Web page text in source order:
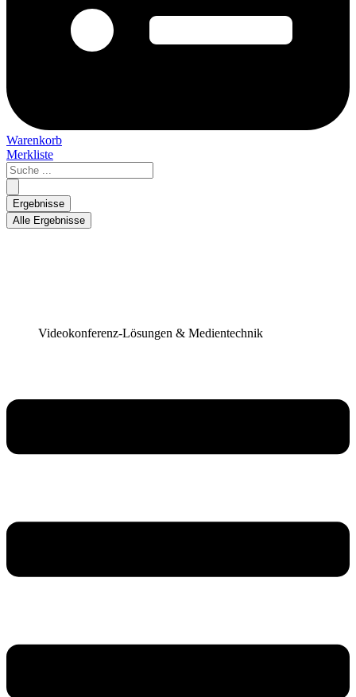
Warenkorb
Merkliste
Search
...
Ergebnisse
Alle Ergebnisse
Videokonferenz-Lösungen & Medientechnik